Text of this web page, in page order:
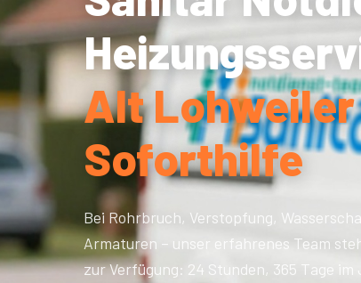
Alt Lohweiler
Soforthilfe
Bei Rohrbruch, Verstopfung,
Armaturen – unser erfahrenes Team
zur Verfügung: 24 Stunden, 365 Tage im